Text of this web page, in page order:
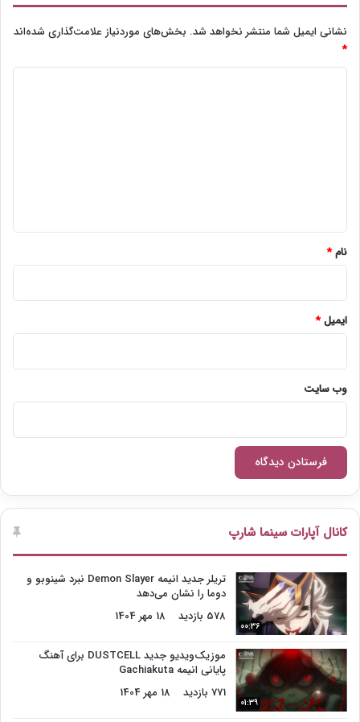
نشانی ایمیل شما منتشر نخواهد شد. بخش‌های موردنیاز علامت‌گذاری شده‌اند
*
نام*
ایمیل*
وب‌ سایت
کانال آپارات سینما شارپ
00:36
تریلر جدید انیمه Demon Slayer نبرد شینوبو و
دوما را نشان می‌دهد
578 بازدید
18 مهر 1404
01:39
موزیک‌ویدیو جدید DUSTCELL برای آهنگ
پایانی انیمه Gachiakuta
771 بازدید
18 مهر 1404